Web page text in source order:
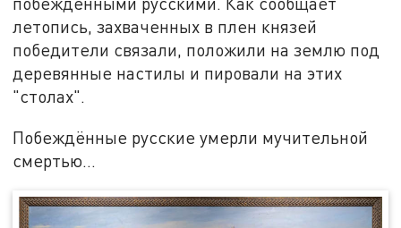
летопись, захваченных в плен князей
победители связали, положили на землю под
деревянные настилы и пировали на этих
"столах".
Побеждённые русские умерли мучительной
смертью…